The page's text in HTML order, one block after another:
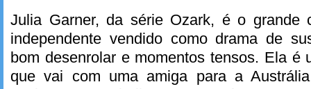
Julia Garner, da série Ozark, é o grande
independente vendido como drama de
bom desenrolar e momentos tensos. Ela é
que vai com uma amiga para a